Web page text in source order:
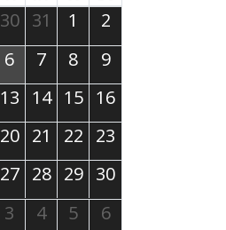
30 31 1
2
6 7 8
9
13 14 15 16
20 21 22 23
27 28 29 30
3 4 5 6